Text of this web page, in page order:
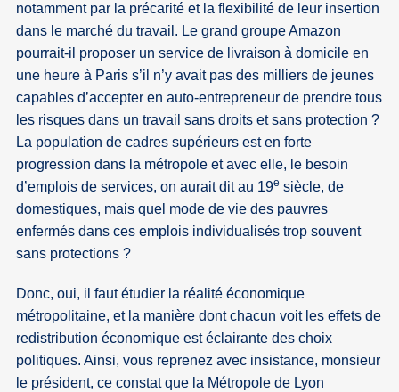
notamment par la précarité et la flexibilité de leur insertion
dans le marché du travail. Le grand groupe Amazon
pourrait-il proposer un service de livraison à domicile en
une heure à Paris s’il n’y avait pas des milliers de jeunes
capables d’accepter en auto-entrepreneur de prendre tous
les risques dans un travail sans droits et sans protection ?
La population de cadres supérieurs est en forte
progression dans la métropole et avec elle, le besoin
d’emplois de services, on aurait dit au 19e siècle, de
domestiques, mais quel mode de vie des pauvres
enfermés dans ces emplois individualisés trop souvent
sans protections ?
Donc, oui, il faut étudier la réalité économique
métropolitaine, et la manière dont chacun voit les effets de
redistribution économique est éclairante des choix
politiques. Ainsi, vous reprenez avec insistance, monsieur
le président, ce constat que la Métropole de Lyon